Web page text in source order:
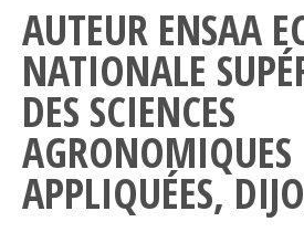
AUTEUR ENSAA
NATIONALE
DES SCIENCES
AGRONOMIQUES
APPLIQUÉES,